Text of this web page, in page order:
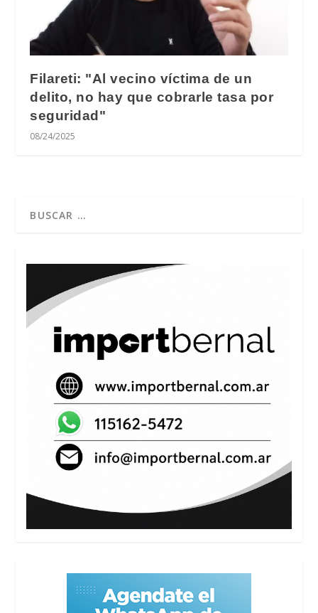
Filareti: "Al vecino víctima de un
delito, no hay que cobrarle tasa por
seguridad"
08/24/2025